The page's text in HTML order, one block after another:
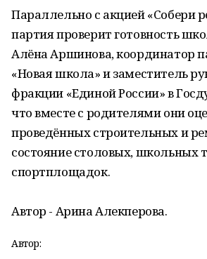
Параллельно с акцией «Собери
партия проверит готовность
Алёна Аршинова, координатор
«Новая школа» и заместитель
фракции «Единой России» в
что вместе с родителями они
проведённых строительных и
состояние столовых, школьных
спортплощадок.
Автор - Арина Алекперова.
Автор: